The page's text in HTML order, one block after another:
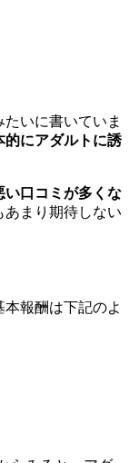
いに書いていま
的にアダルトに誘
い口コミが多くな
まり期待しない
報酬は下記のよ